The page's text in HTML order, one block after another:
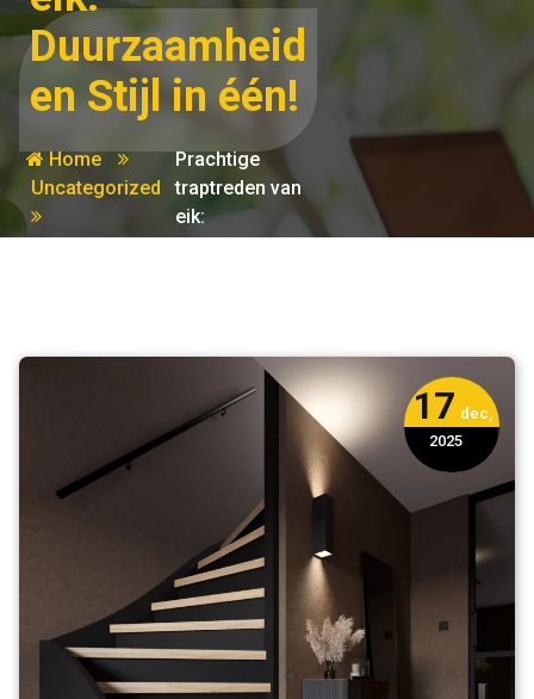
Duurzaamheid
en Stijl in één!
Home
Uncategorized
Prachtige
traptreden van
eik:
Duurzaamheid
17 dec,
2025